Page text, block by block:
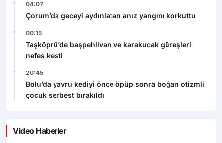
04:07
Çorum’da geceyi aydınlatan anız yangını korkuttu
00:15
Taşköprü’de başpehlivan ve karakucak güreşleri
nefes kesti
20:45
Bolu’da yavru kediyi önce öpüp sonra boğan otizmli
çocuk serbest bırakıldı
Video Haberler